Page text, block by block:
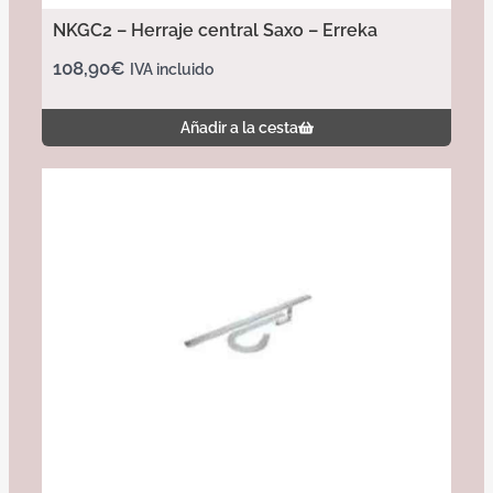
NKGC2 – Herraje central Saxo – Erreka
108,90€ IVA incluido
Añadir a la cesta